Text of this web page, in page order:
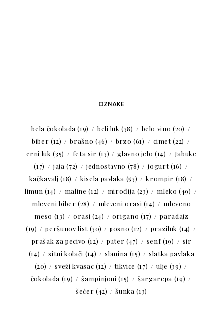
OZNAKE
bela čokolada (19) beli luk (38) belo vino (20)
biber (12) brašno (46) brzo (61) cimet(22)
crni luk (35) feta sir (13) glavno jelo (14)
Jabuke
(17)
jaja (72) jednostavno (78) jogurt(16)
kačkavalj (18) kisela pavlaka (53) krompir (18)
limun (14) maline (12) mirođija (23) mleko (49)
mleveni biber (28) mleveni orasi (14)
mleveno
meso (13) orasi (24) origano (17)
paradajz
(19)
peršunov list(30) posno (12) praziluk (14)
prašak za pecivo (12) puter (47) senf(19)
sir
(14)
sitni kolači (14) slanina (15)
slatka pavlaka
(20)
sveži kvasac (12) tikvice (17) ulje (39)
čokolada (19) šampinjoni (15) šargarepa (19)
šećer (42) šunka (13)